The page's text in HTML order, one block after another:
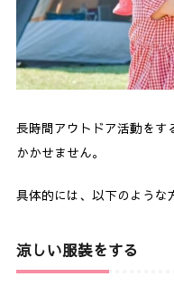
長時間アウトドア活動をす
かかせません。
具体的には、以下のような
涼しい服装をする